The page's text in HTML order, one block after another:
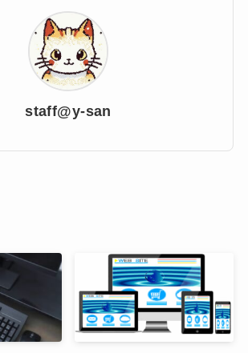
staff@y-san